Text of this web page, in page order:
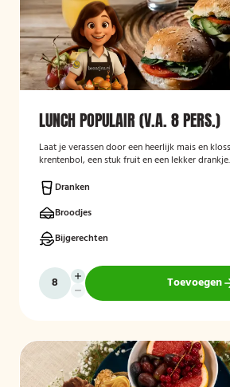
LUNCH POPULAIR (V.A. 8 PERS.)
Laat je verassen door een heerlijk mais en
krentenbol, een stuk fruit en een lekker drankje.
Dranken
Broodjes
Bijgerechten
Toevoegen